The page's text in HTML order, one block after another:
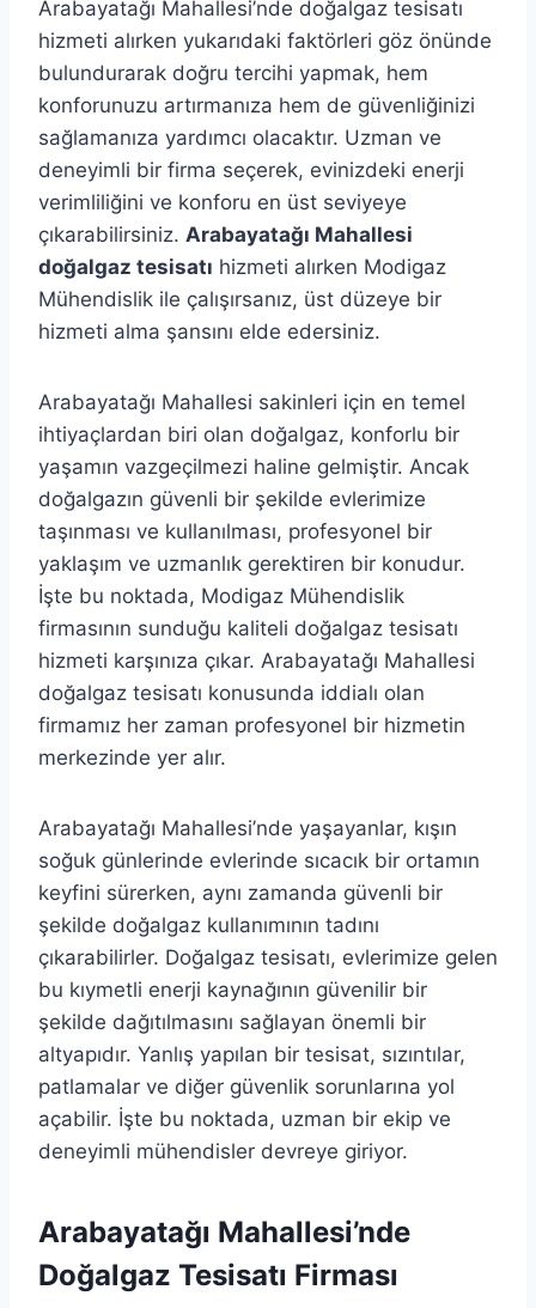
Arabayatağı Mahallesi’nde doğalgaz tesisatı
hizmeti alırken yukarıdaki faktörleri göz önünde
bulundurarak doğru tercihi yapmak, hem
konforunuzu artırmanıza hem de güvenliğinizi
sağlamanıza yardımcı olacaktır. Uzman ve
deneyimli bir firma seçerek, evinizdeki enerji
verimliliğini ve konforu en üst seviyeye
çıkarabilirsiniz. Arabayatağı Mahallesi
doğalgaz tesisatı hizmeti alırken Modigaz
Mühendislik ile çalışırsanız, üst düzeye bir
hizmeti alma şansını elde edersiniz.
Arabayatağı Mahallesi sakinleri için en temel
ihtiyaçlardan biri olan doğalgaz, konforlu bir
yaşamın vazgeçilmezi haline gelmiştir. Ancak
doğalgazın güvenli bir şekilde evlerimize
taşınması ve kullanılması, profesyonel bir
yaklaşım ve uzmanlık gerektiren bir konudur.
İşte bu noktada, Modigaz Mühendislik
firmasının sunduğu kaliteli doğalgaz tesisatı
hizmeti karşınıza çıkar. Arabayatağı Mahallesi
doğalgaz tesisatı konusunda iddialı olan
firmamız her zaman profesyonel bir hizmetin
merkezinde yer alır.
Arabayatağı Mahallesi’nde yaşayanlar, kışın
soğuk günlerinde evlerinde sıcacık bir ortamın
keyfini sürerken, aynı zamanda güvenli bir
şekilde doğalgaz kullanımının tadını
çıkarabilirler. Doğalgaz tesisatı, evlerimize gelen
bu kıymetli enerji kaynağının güvenilir bir
şekilde dağıtılmasını sağlayan önemli bir
altyapıdır. Yanlış yapılan bir tesisat, sızıntılar,
patlamalar ve diğer güvenlik sorunlarına yol
açabilir. İşte bu noktada, uzman bir ekip ve
deneyimli mühendisler devreye giriyor.
Arabayatağı Mahallesi’nde
Doğalgaz Tesisatı Firması